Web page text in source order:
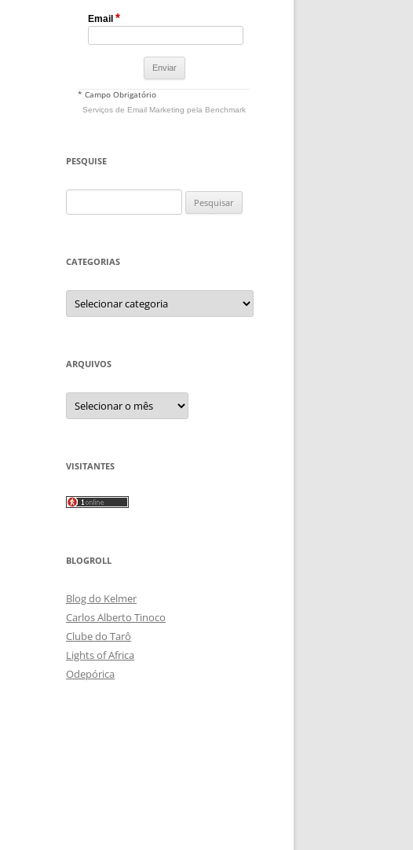
Email *
* Campo Obrigatório
Serviços de Email Marketing pela Benchmark
PESQUISE
por:
CATEGORIAS
Categorias
ARQUIVOS
Arquivos
VISITANTES
BLOGROLL
Blog do Kelmer
Carlos Alberto Tinoco
Clube do Tarô
Lights of Africa
Odepórica